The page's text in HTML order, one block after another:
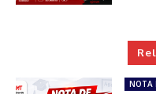
NOTA